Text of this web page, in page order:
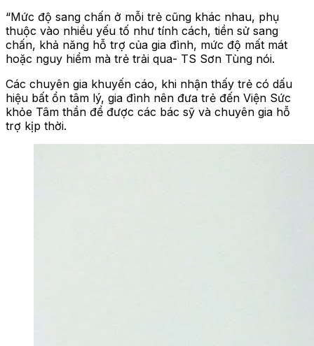
“Mức độ sang chấn ở mỗi trẻ cũng khác nhau, phụ
thuộc vào nhiều yếu tố như tính cách, tiền sử sang
chấn, khả năng hỗ trợ của gia đình, mức độ mất mát
hoặc nguy hiểm mà trẻ trải qua- TS Sơn Tùng nói.
Các chuyên gia khuyến cáo, khi nhận thấy trẻ có dấu
hiệu bất ổn tâm lý, gia đình nên đưa trẻ đến Viện Sức
khỏe Tâm thần để được các bác sỹ và chuyên gia hỗ
trợ kịp thời.